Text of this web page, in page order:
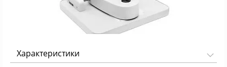
Характеристики